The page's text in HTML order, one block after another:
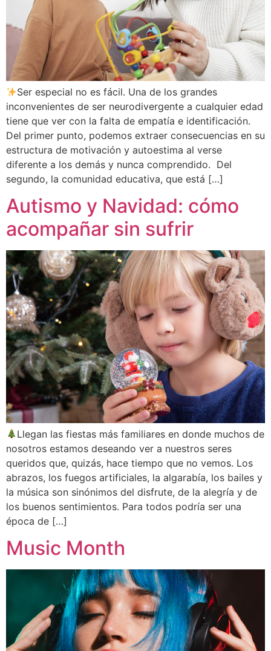
Ser especial no es fácil. Una de los grandes
inconvenientes de ser neurodivergente a cualquier edad
tiene que ver con la falta de empatía e identificación.
Del primer punto, podemos extraer consecuencias en su
estructura de motivación y autoestima al verse
diferente a los demás y nunca comprendido. Del
segundo, la comunidad educativa, que está […]
Autismo y Navidad: cómo
acompañar sin sufrir
Llegan las fiestas más familiares en donde muchos de
nosotros estamos deseando ver a nuestros seres
queridos que, quizás, hace tiempo que no vemos. Los
abrazos, los fuegos artificiales, la algarabía, los bailes y
la música son sinónimos del disfrute, de la alegría y de
los buenos sentimientos. Para todos podría ser una
época de […]
Music Month